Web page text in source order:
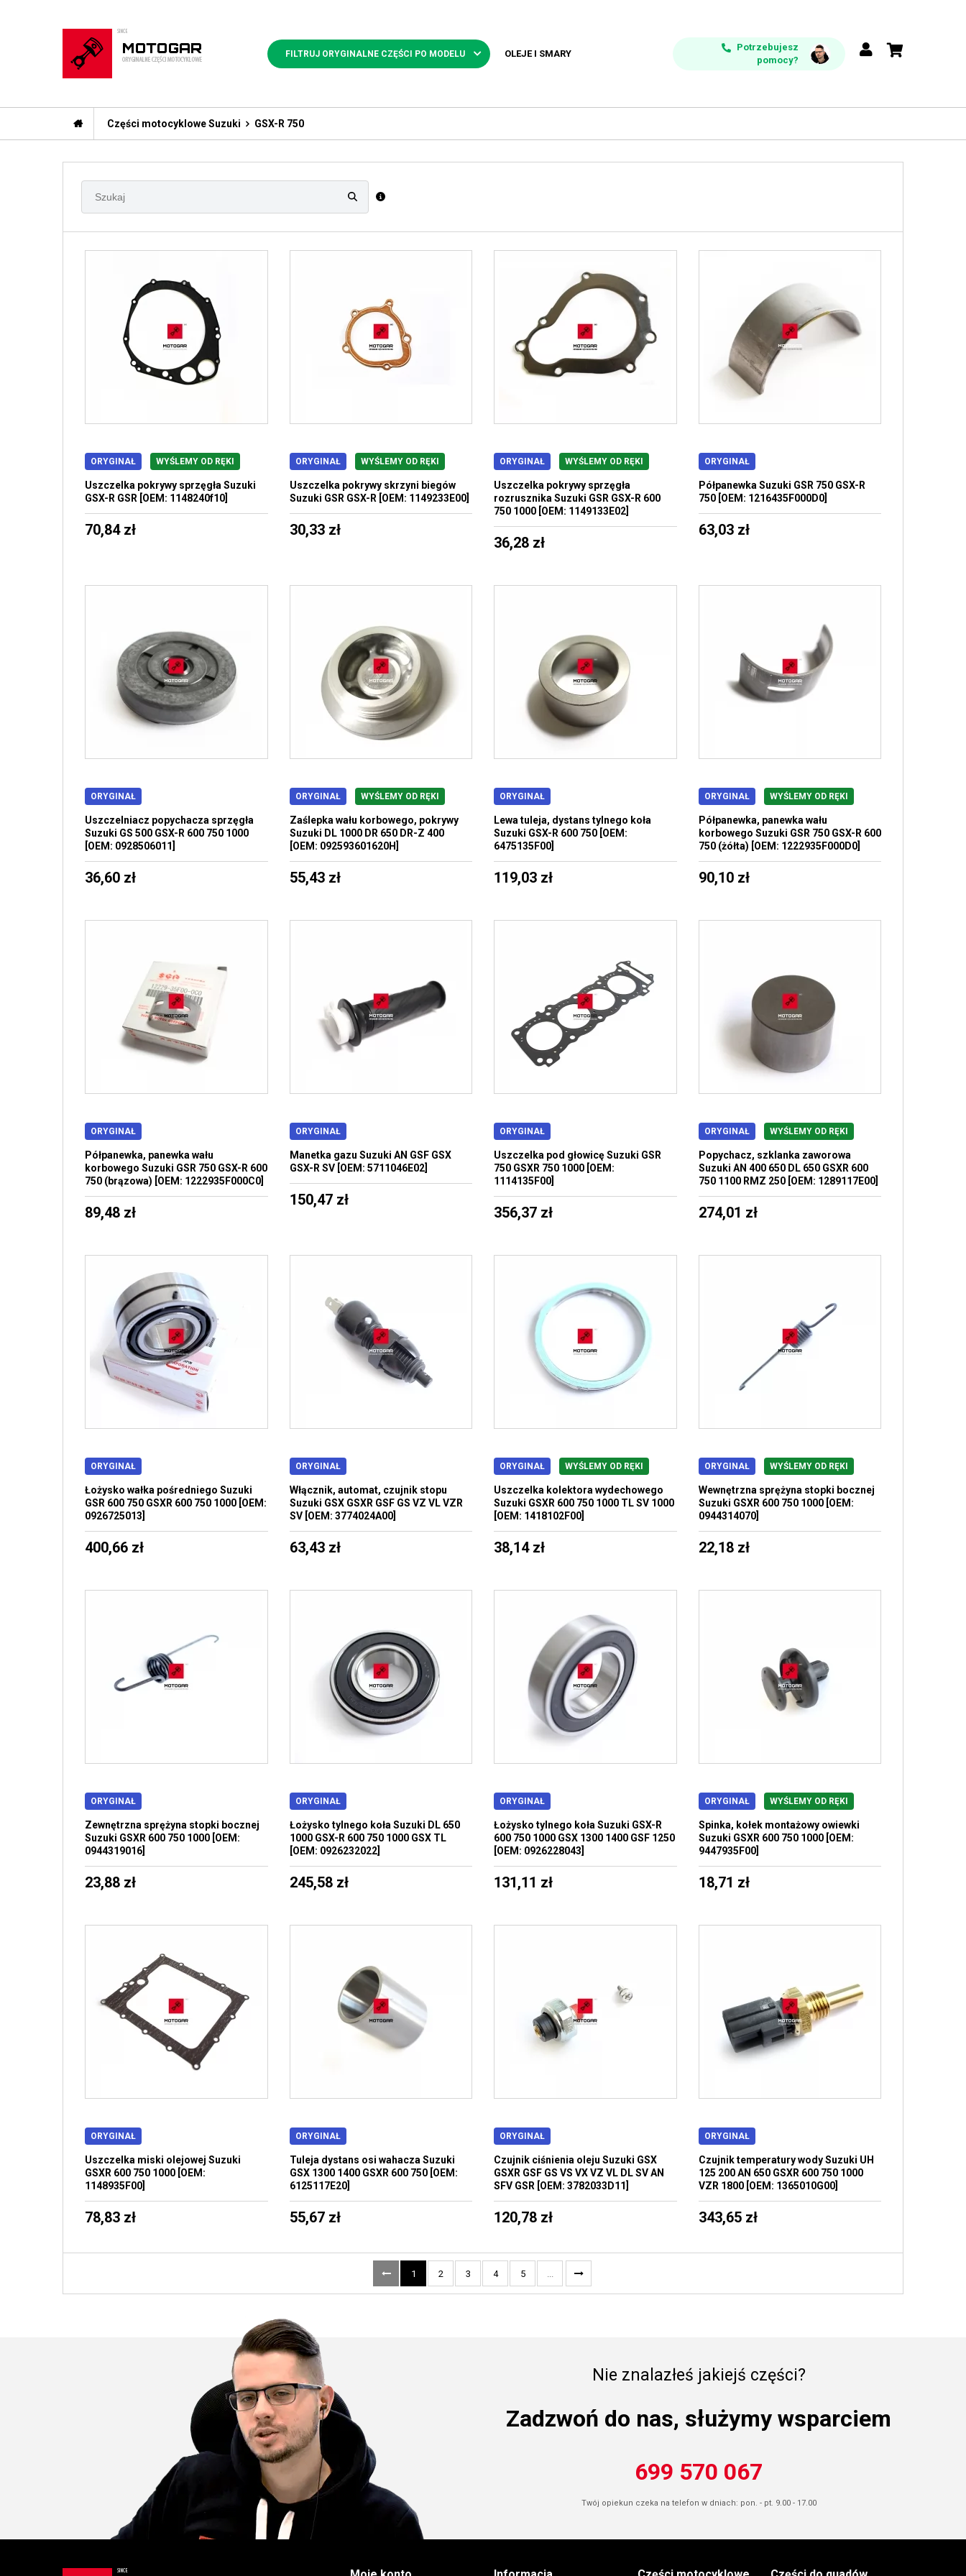
FILTRUJ ORYGINALNE CZĘŚCI PO MODELU OLEJE I SMARY
Potrzebujesz
pomocy?
Części motocyklowe Suzuki GSX-R 750
ORYGINAŁ WYŚLEMY OD RĘKI
Uszczelka pokrywy sprzęgła Suzuki
GSX-R GSR [OEM: 1148240f10]
70,84 zł
ORYGINAŁ WYŚLEMY OD RĘKI
Uszczelka pokrywy skrzyni biegów
Suzuki GSR GSX-R [OEM: 1149233E00]
30,33 zł
ORYGINAŁ WYŚLEMY OD RĘKI
Uszczelka pokrywy sprzęgła
rozrusznika Suzuki GSR GSX-R 600
750 1000 [OEM: 1149133E02]
36,28 zł
ORYGINAŁ
Półpanewka Suzuki GSR 750 GSX-R
750 [OEM: 1216435F000D0]
63,03 zł
ORYGINAŁ
Uszczelniacz popychacza sprzęgła
Suzuki GS 500 GSX-R 600 750 1000
[OEM: 0928506011]
36,60 zł
ORYGINAŁ WYŚLEMY OD RĘKI
Zaślepka wału korbowego, pokrywy
Suzuki DL 1000 DR 650 DR-Z 400
[OEM: 092593601620H]
55,43 zł
ORYGINAŁ
Lewa tuleja, dystans tylnego koła
Suzuki GSX-R 600 750 [OEM:
6475135F00]
119,03 zł
ORYGINAŁ WYŚLEMY OD RĘKI
Półpanewka, panewka wału
korbowego Suzuki GSR 750 GSX-R 600
750 (żółta) [OEM: 1222935F000D0]
90,10 zł
ORYGINAŁ
Półpanewka, panewka wału
korbowego Suzuki GSR 750 GSX-R 600
750 (brązowa) [OEM: 1222935F000C0]
89,48 zł
ORYGINAŁ
Manetka gazu Suzuki AN GSF GSX
GSX-R SV [OEM: 5711046E02]
150,47 zł
ORYGINAŁ
Uszczelka pod głowicę Suzuki GSR
750 GSXR 750 1000 [OEM:
1114135F00]
356,37 zł
ORYGINAŁ WYŚLEMY OD RĘKI
Popychacz, szklanka zaworowa
Suzuki AN 400 650 DL 650 GSXR 600
750 1100 RMZ 250 [OEM: 1289117E00]
274,01 zł
ORYGINAŁ
Łożysko wałka pośredniego Suzuki
GSR 600 750 GSXR 600 750 1000 [OEM:
0926725013]
400,66 zł
ORYGINAŁ
Włącznik, automat, czujnik stopu
Suzuki GSX GSXR GSF GS VZ VL VZR
SV [OEM: 3774024A00]
63,43 zł
ORYGINAŁ WYŚLEMY OD RĘKI
Uszczelka kolektora wydechowego
Suzuki GSXR 600 750 1000 TL SV 1000
[OEM: 1418102F00]
38,14 zł
ORYGINAŁ WYŚLEMY OD RĘKI
Wewnętrzna sprężyna stopki bocznej
Suzuki GSXR 600 750 1000 [OEM:
0944314070]
22,18 zł
ORYGINAŁ
Zewnętrzna sprężyna stopki bocznej
Suzuki GSXR 600 750 1000 [OEM:
0944319016]
23,88 zł
ORYGINAŁ
Łożysko tylnego koła Suzuki DL 650
1000 GSX-R 600 750 1000 GSX TL
[OEM: 0926232022]
245,58 zł
ORYGINAŁ
Łożysko tylnego koła Suzuki GSX-R
600 750 1000 GSX 1300 1400 GSF 1250
[OEM: 0926228043]
131,11 zł
ORYGINAŁ WYŚLEMY OD RĘKI
Spinka, kołek montażowy owiewki
Suzuki GSXR 600 750 1000 [OEM:
9447935F00]
18,71 zł
ORYGINAŁ
Uszczelka miski olejowej Suzuki
GSXR 600 750 1000 [OEM:
1148935F00]
78,83 zł
ORYGINAŁ
Tuleja dystans osi wahacza Suzuki
GSX 1300 1400 GSXR 600 750 [OEM:
6125117E20]
55,67 zł
ORYGINAŁ
Czujnik ciśnienia oleju Suzuki GSX
GSXR GSF GS VS VX VZ VL DL SV AN
SFV GSR [OEM: 3782033D11]
120,78 zł
ORYGINAŁ
Czujnik temperatury wody Suzuki UH
125 200 AN 650 GSXR 600 750 1000
VZR 1800 [OEM: 1365010G00]
343,65 zł
1 2 3 4 5 ...
Nie znalazłeś jakiejś części?
Zadzwoń do nas, służymy wsparciem
699 570 067
Twój opiekun czeka na telefon w dniach: pon. - pt. 9.00 - 17.00